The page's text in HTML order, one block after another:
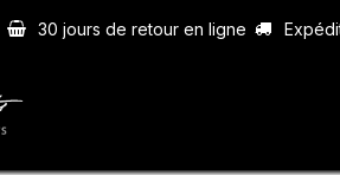
30 jours de retour en ligne